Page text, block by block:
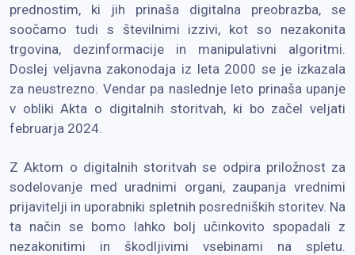
prednostim, ki jih prinaša digitalna preobrazba, se
soočamo tudi s številnimi izzivi, kot so nezakonita
trgovina, dezinformacije in manipulativni algoritmi.
Doslej veljavna zakonodaja iz leta 2000 se je izkazala
za neustrezno. Vendar pa naslednje leto prinaša upanje
v obliki Akta o digitalnih storitvah, ki bo začel veljati
februarja 2024.
Z Aktom o digitalnih storitvah se odpira priložnost za
sodelovanje med uradnimi organi, zaupanja vrednimi
prijavitelji in uporabniki spletnih posredniških storitev. Na
ta način se bomo lahko bolj učinkovito spopadali z
nezakonitimi in škodljivimi vsebinami na spletu.